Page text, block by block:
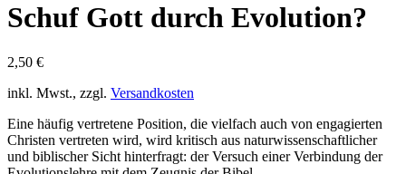
Schuf Gott durch Evolution?
2,50 €
inkl. Mwst., zzgl. Versandkosten
Eine häufig vertretene Position, die vielfach auch von engagierten
Christen vertreten wird, wird kritisch aus naturwissenschaftlicher
und biblischer Sicht hinterfragt: der Versuch einer Verbindung der